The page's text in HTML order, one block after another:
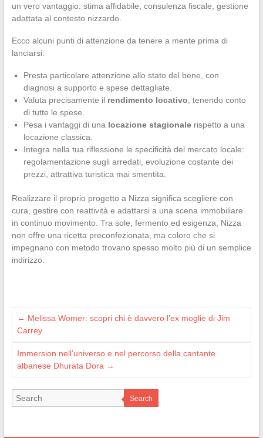
un vero vantaggio: stima affidabile, consulenza fiscale, gestione
adattata al contesto nizzardo.
Ecco alcuni punti di attenzione da tenere a mente prima di
lanciarsi:
Presta particolare attenzione allo stato del bene, con
diagnosi a supporto e spese dettagliate.
Valuta precisamente il rendimento locativo , tenendo conto
di tutte le spese.
Pesa i vantaggi di una locazione stagionalerispetto a una
locazione classica.
Integra nella tua riflessione le specificità del mercato locale:
regolamentazione sugli arredati, evoluzione costante dei
prezzi, attrattiva turistica mai smentita.
Realizzare il proprio progetto a Nizza significa scegliere con
cura, gestire con reattività e adattarsi a una scena immobiliare
in continuo movimento. Tra sole, fermento ed esigenza, Nizza
non offre una ricetta preconfezionata, ma coloro che si
impegnano con metodo trovano spesso molto più di un semplice
indirizzo.
← Melissa Womer: scopri chi è davvero l’ex moglie di Jim
Carrey
Immersion nell’universo e nel percorso della cantante
albanese Dhurata Dora →
Search